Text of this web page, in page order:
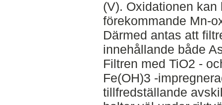
(V). Oxidationen
förekommande Mn-
Därmed antas att
innehållande både
Filtren med TiO2 -
Fe(OH)3 -
tillfredställande